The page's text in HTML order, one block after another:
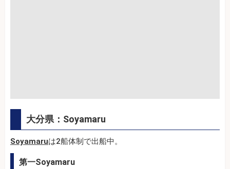
大分県：Soyamaru
Soyamaruは2船体制で出船中。
第一Soyamaru